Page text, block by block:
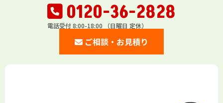
0120-36-2828
電話受付 8:00-18:00 （日曜日 定休）
ご相談・お見積り